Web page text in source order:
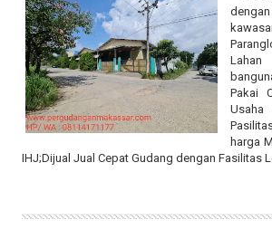
Pakai
Usaha
harga
IHJ;Dijual Jual Cepat Gudang dengan Fasilitas
Pergudangan Parangloe
Cluster Natura